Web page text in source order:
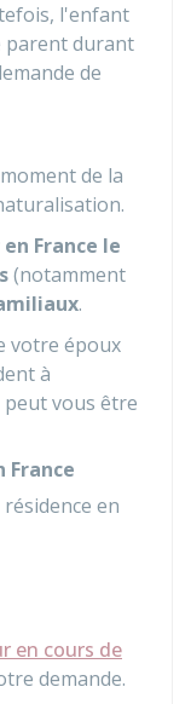
l'enfant
parent durant
de
de la
France le
(notamment
.
votre époux
à
vous être
France
résidence en
en cours de
demande.